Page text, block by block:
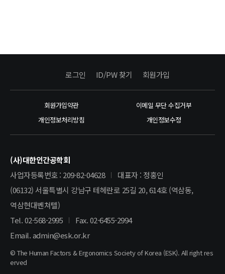
회원가입약관
이메일 무단 수집거부
개인정보처리방침
개인정보수정
로그인 ID/PW 찾기 회원가입
(사)대한인간공학회
사업자등록번호 : 209-82-04628
대표자 : 정홍인
(06132) 서울특별시 강남구 테헤란로 25길 20, 614호 (역삼동,
역삼현대벤쳐텔)
Tel. 02-568-2995
Fax. 02-6455-2994
Email. admin@esk.or.kr
© The Human Factors & Ergonomics Society of Korea (ESK). All right res
erved